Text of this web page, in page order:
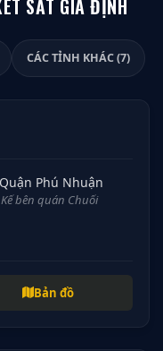
SẮT GIA ĐỊNH
CÁC TỈNH KHÁC (7)
Phú Nhuận
bên quán Chuối
Bản đồ